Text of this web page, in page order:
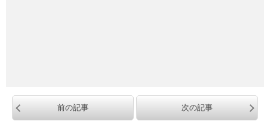
前の記事 次の記事